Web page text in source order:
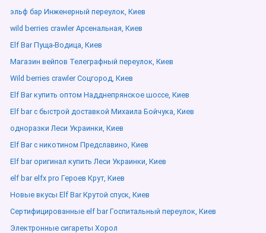
эльф бар Инженерный переулок, Киев
wild berries crawler Арсенальная, Киев
Elf Bar Пуща-Водица, Киев
Магазин вейпов Телеграфный переулок, Киев
Wild berries crawler Соцгород, Киев
Elf Bar купить оптом Надднепрянское шоссе, Киев
Elf bar с быстрой доставкой Михаила Бойчука, Киев
одноразки Леси Украинки, Киев
Elf Bar с никотином Предславино, Киев
Elf bar оригинал купить Леси Украинки, Киев
elf bar elfx pro Героев Крут, Киев
Новые вкусы Elf Bar Крутой спуск, Киев
Сертифицированные elf bar Госпитальный переулок, Киев
Электронные сигареты Хорол